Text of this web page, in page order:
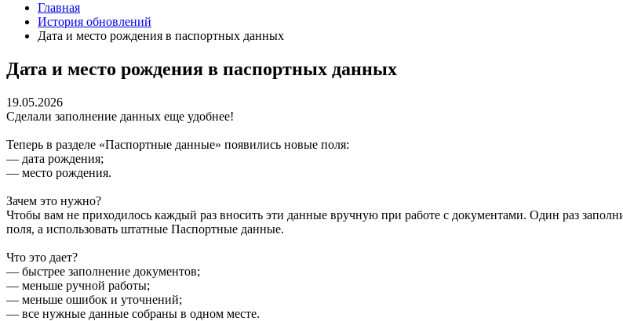
Главная
История обновлений
Дата и место рождения в паспортных данных
Дата и место рождения в паспортных данных
19.05.2026
Сделали заполнение данных еще удобнее!
Теперь в разделе «Паспортные данные» появились новые поля:
— дата рождения;
— место рождения.
Зачем это нужно?
Чтобы вам не приходилось каждый раз вносить эти данные вручную при работе с документами. Один раз
поля, а использовать штатные Паспортные данные.
Что это дает?
— быстрее заполнение документов;
— меньше ручной работы;
— меньше ошибок и уточнений;
— все нужные данные собраны в одном месте.